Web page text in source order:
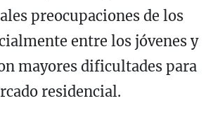
preocupaciones de los
entre los jóvenes y
mayores dificultades para
residencial.